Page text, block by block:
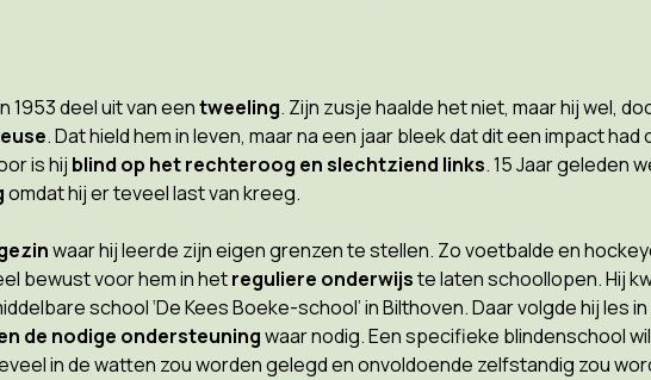
1953 deel uit van eentweeling. Zijn zusje haalde het niet, maar hij wel,
. Dat hield hem in leven, maar na een jaar bleek dat dit een impact
is hij blind op het rechteroog en slechtziend links. 15 Jaar geleden
omdat hij er teveel last van kreeg.
waar hij leerde zijn eigen grenzen te stellen. Zo voetbalde en
bewust voor hem in hetreguliere onderwijste laten schoollopen. Hij
school ‘De Kees Boeke-school’ in Bilthoven. Daar volgde hij les
de nodige ondersteuningwaar nodig. Een specifieke blindenschool
in de watten zou worden gelegd en onvoldoende zelfstandig zou